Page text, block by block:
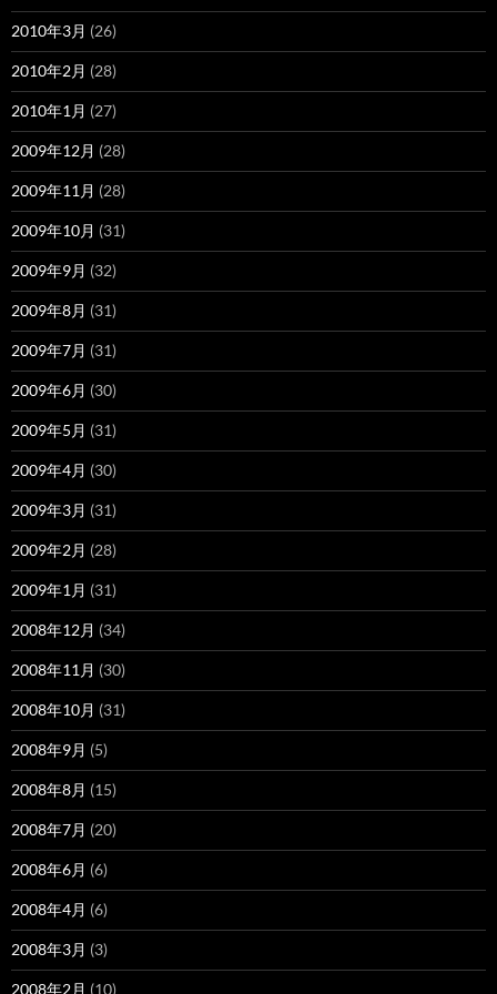
2010年3月 (26)
2010年2月 (28)
2010年1月 (27)
2009年12月 (28)
2009年11月 (28)
2009年10月 (31)
2009年9月 (32)
2009年8月 (31)
2009年7月 (31)
2009年6月 (30)
2009年5月 (31)
2009年4月 (30)
2009年3月 (31)
2009年2月 (28)
2009年1月 (31)
2008年12月 (34)
2008年11月 (30)
2008年10月 (31)
2008年9月 (5)
2008年8月 (15)
2008年7月 (20)
2008年6月 (6)
2008年4月 (6)
2008年3月 (3)
2008年2月 (10)